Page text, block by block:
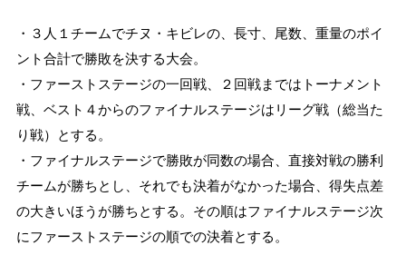
・３人１チームでチヌ・キビレの、長寸、尾数、重量のポイ
ント合計で勝敗を決する大会。
・ファーストステージの一回戦、２回戦まではトーナメント
戦、ベスト４からのファイナルステージはリーグ戦（総当た
り戦）とする。
・ファイナルステージで勝敗が同数の場合、直接対戦の勝利
チームが勝ちとし、それでも決着がなかった場合、得失点差
の大きいほうが勝ちとする。その順はファイナルステージ次
にファーストステージの順での決着とする。